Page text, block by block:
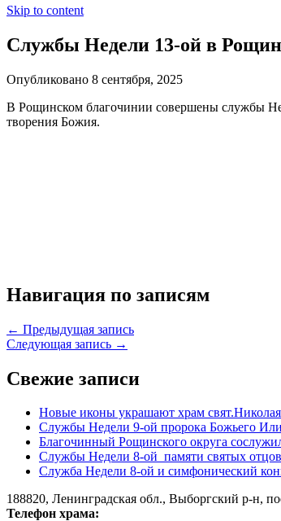
Skip to content
Службы Недели 13-ой в
Опубликовано 8 сентября, 2025
В Рощинском благочинии совершены службы
творения Божия.
Навигация по записям
← Предыдущая запись
Следующая запись →
Свежие записи
Новые иконы украшают храм
Службы Недели 9-ой пророка Божьего
Благочинный Рощинского округа
Службы Недели 8-ой памяти святых
Служба Недели 8-ой и симфонический
188820, Ленинградская обл., Выборгский р-н,
Телефон храма: